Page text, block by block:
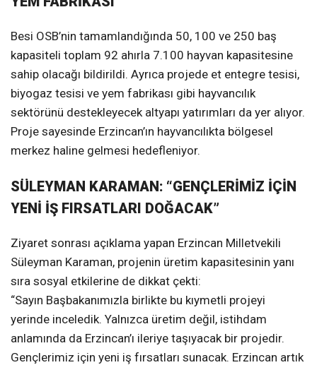
Besi OSB’nin tamamlandığında 50, 100 ve 250 baş
kapasiteli toplam 92 ahırla 7.100 hayvan kapasitesine
sahip olacağı bildirildi. Ayrıca projede et entegre tesisi,
biyogaz tesisi ve yem fabrikası gibi hayvancılık
sektörünü destekleyecek altyapı yatırımları da yer alıyor.
Proje sayesinde Erzincan’ın hayvancılıkta bölgesel
merkez haline gelmesi hedefleniyor.
SÜLEYMAN KARAMAN: “GENÇLERİMİZ İÇİN
YENİ İŞ FIRSATLARI DOĞACAK”
Ziyaret sonrası açıklama yapan Erzincan Milletvekili
Süleyman Karaman, projenin üretim kapasitesinin yanı
sıra sosyal etkilerine de dikkat çekti:
“Sayın Başbakanımızla birlikte bu kıymetli projeyi
yerinde inceledik. Yalnızca üretim değil, istihdam
anlamında da Erzincan’ı ileriye taşıyacak bir projedir.
Gençlerimiz için yeni iş fırsatları sunacak. Erzincan artık